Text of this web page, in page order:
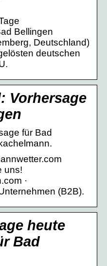
Bellingen
Deutschland)
deutschen
Vorhersage
für Bad
uns!
·
(B2B).
heute
Bad